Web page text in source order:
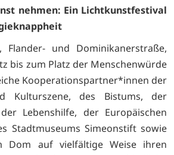
nehmen: Ein Lichtkunstfestival
Flander- und Dominikanerstraße,
bis zum Platz der Menschenwürde
Kooperationspartner*innen der
Kulturszene, des Bistums, der
Lebenshilfe, der Europäischen
Stadtmuseums Simeonstift sowie
Dom auf vielfältige Weise ihren